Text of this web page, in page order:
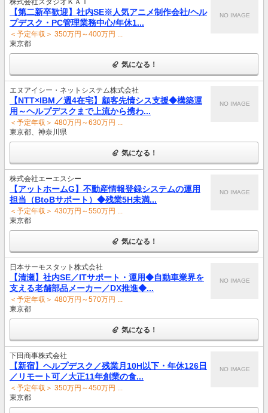
【第二新卒歓迎】社内SE※人気アニメ制作会社/ヘル
プデスク・PC管理業務中心/年休1...
＜予定年収＞ 350万円～400万円 ...
東京都
NO IMAGE
気になる！
エヌアイシー・ネットシステム株式会社
【NTT×IBM／週4在宅】顧客先情シス支援◆構築運
用～ヘルプデスクまで上流から携わ...
＜予定年収＞ 480万円～630万円 ...
東京都、神奈川県
NO IMAGE
気になる！
株式会社エーエスシー
【アットホームG】不動産情報登録システムの運用
担当（BtoBサポート）◆残業5H未満...
＜予定年収＞ 430万円～550万円 ...
東京都
NO IMAGE
気になる！
日本サーモスタット株式会社
【清瀬】社内SE／ITサポート・運用◆自動車業界を
支える老舗部品メーカー／DX推進◆...
＜予定年収＞ 480万円～570万円 ...
東京都
NO IMAGE
気になる！
下田商事株式会社
【新宿】ヘルプデスク／残業月10H以下・年休126日
／リモート可／大正11年創業の食...
＜予定年収＞ 350万円～450万円 ...
東京都
NO IMAGE